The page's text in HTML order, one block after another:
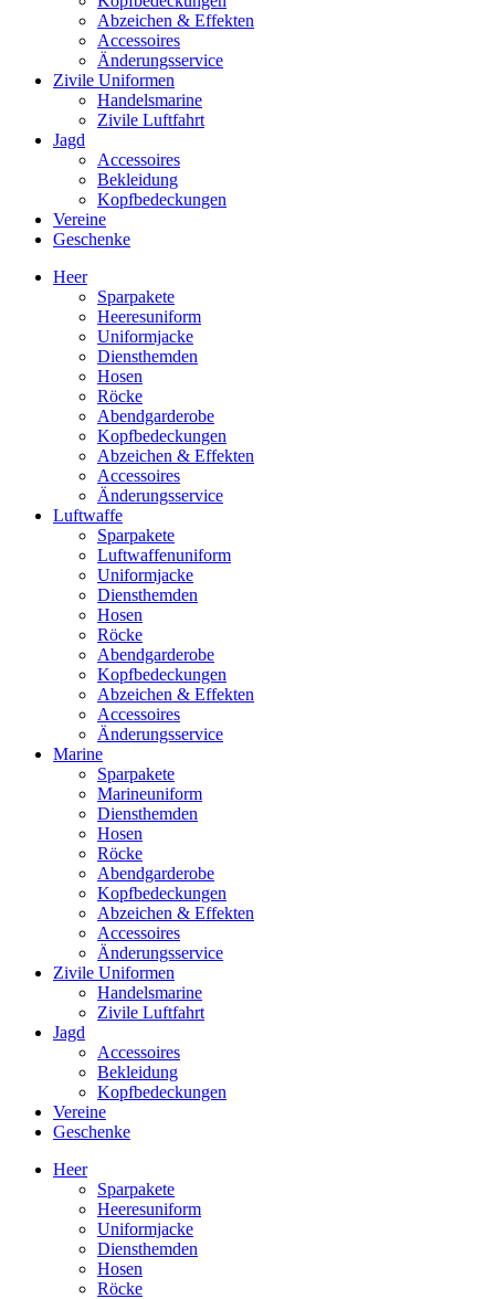
Abzeichen & Effekten
Accessoires
Änderungsservice
Zivile Uniformen
Handelsmarine
Zivile Luftfahrt
Jagd
Accessoires
Bekleidung
Kopfbedeckungen
Vereine
Geschenke
Heer
Sparpakete
Heeresuniform
Uniformjacke
Diensthemden
Hosen
Röcke
Abendgarderobe
Kopfbedeckungen
Abzeichen & Effekten
Accessoires
Änderungsservice
Luftwaffe
Sparpakete
Luftwaffenuniform
Uniformjacke
Diensthemden
Hosen
Röcke
Abendgarderobe
Kopfbedeckungen
Abzeichen & Effekten
Accessoires
Änderungsservice
Marine
Sparpakete
Marineuniform
Diensthemden
Hosen
Röcke
Abendgarderobe
Kopfbedeckungen
Abzeichen & Effekten
Accessoires
Änderungsservice
Zivile Uniformen
Handelsmarine
Zivile Luftfahrt
Jagd
Accessoires
Bekleidung
Kopfbedeckungen
Vereine
Geschenke
Heer
Sparpakete
Heeresuniform
Uniformjacke
Diensthemden
Hosen
Röcke